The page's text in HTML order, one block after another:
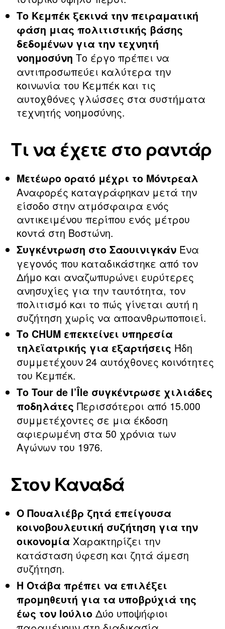
Το Κεμπέκ ξεκινά την πειραματική
φάση μιας πολιτιστικής βάσης
δεδομένων για την τεχνητή
νοημοσύνη Το έργο πρέπει να
αντιπροσωπεύει καλύτερα την
κοινωνία του Κεμπέκ και τις
αυτοχθόνες γλώσσες στα συστήματα
τεχνητής νοημοσύνης.
Τι να έχετε στο ραντάρ
Μετέωρο ορατό μέχρι το Μόντρεαλ
Αναφορές καταγράφηκαν μετά την
είσοδο στην ατμόσφαιρα ενός
αντικειμένου περίπου ενός μέτρου
κοντά στη Βοστώνη.
Συγκέντρωση στο Σαουινιγκάν Ένα
γεγονός που καταδικάστηκε από τον
Δήμο και αναζωπυρώνει ευρύτερες
ανησυχίες για την ταυτότητα, τον
πολιτισμό και το πώς γίνεται αυτή η
συζήτηση χωρίς να αποανθρωποποιεί.
Το CHUM επεκτείνει υπηρεσία
τηλεϊατρικής για εξαρτήσεις Ήδη
συμμετέχουν 24 αυτόχθονες κοινότητες
του Κεμπέκ.
Το Tour de l’Île συγκέντρωσε χιλιάδες
ποδηλάτες Περισσότεροι από 15.000
συμμετέχοντες σε μια έκδοση
αφιερωμένη στα 50 χρόνια των
Αγώνων του 1976.
Στον Καναδά
Ο Πουαλιέβρ ζητά επείγουσα
κοινοβουλευτική συζήτηση για την
οικονομία Χαρακτηρίζει την
κατάσταση ύφεση και ζητά άμεση
συζήτηση.
Η Οτάβα πρέπει να επιλέξει
προμηθευτή για τα υποβρύχιά της
έως τον Ιούλιο Δύο υποψήφιοι